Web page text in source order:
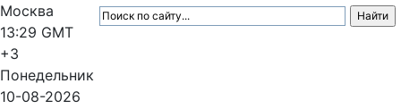
Москва
13:29 GMT
+3
Понедельник
10-08-2026